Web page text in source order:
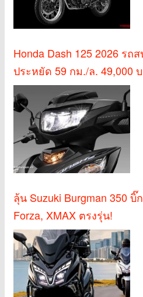
Honda Dash 125 2026 รถ
ประหยัด 59 กม./ล. 49,000
ลุ้น Suzuki Burgman 350
Forza, XMAX ตรงรุ่น!